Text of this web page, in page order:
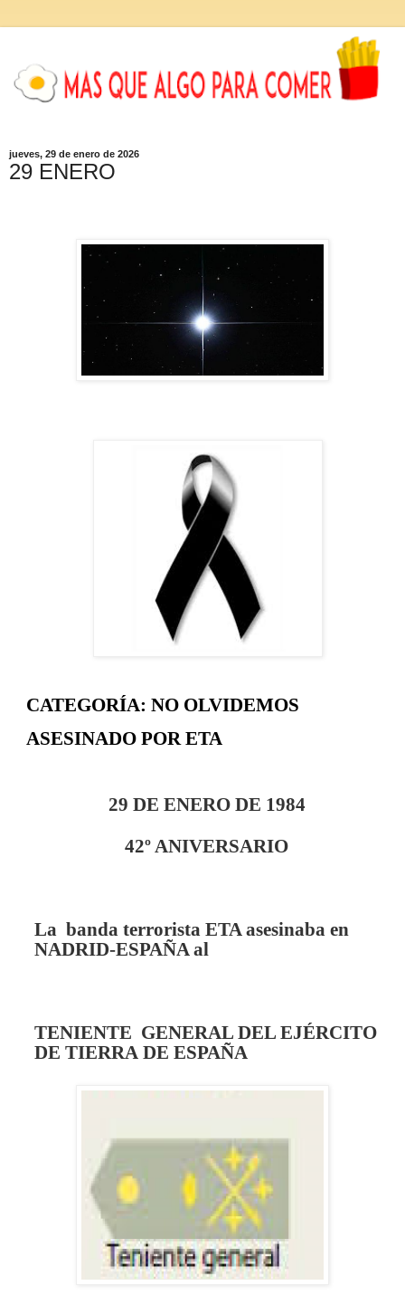
jueves, 29 de enero de 2026
29 ENERO
CATEGORÍA: NO OLVIDEMOS
ASESINADO POR ETA
29 DE ENERO DE 1984
42º ANIVERSARIO
La banda terrorista ETA asesinaba en
NADRID-ESPAÑA al
TENIENTE GENERAL DEL EJÉRCITO
DE TIERRADE ESPAÑA